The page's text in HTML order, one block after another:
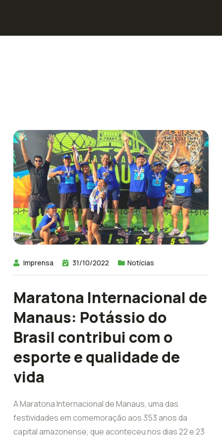
Imprensa 31/10/2022 Notícias
Maratona Internacional de
Manaus: Potássio do
Brasil contribui com o
esporte e qualidade de
vida
A Maratona Internacional de Manaus, uma das
festividades em comemoração aos 353 anos da
capital amazonense, que aconteceu nos dias 22 e 23